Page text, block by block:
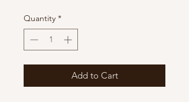
Quantity *
Add to Cart